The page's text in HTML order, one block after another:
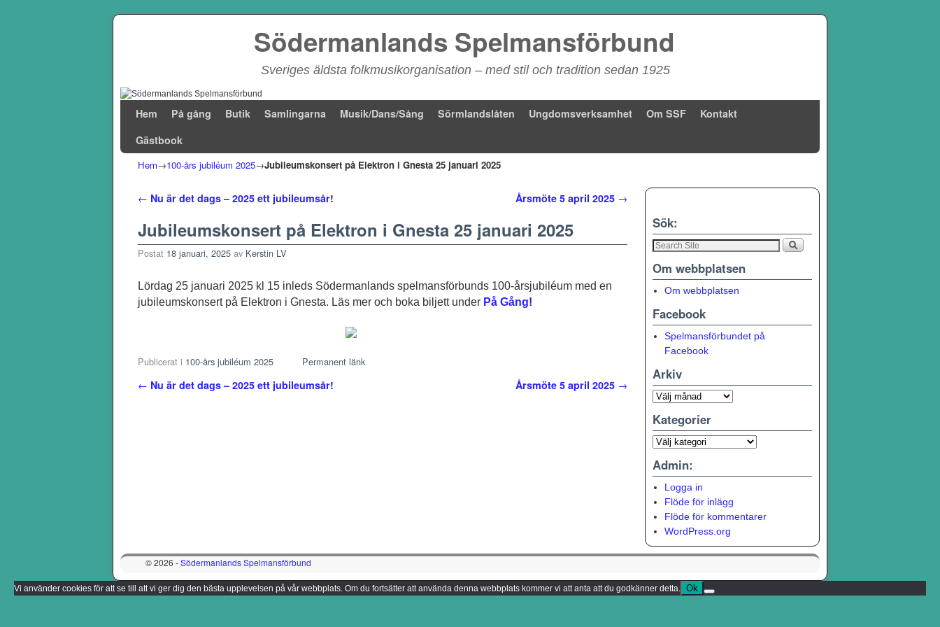
Södermanlands Spelmansförbund
Sveriges äldsta folkmusikorganisation – med stil och tradition sedan 1925
Hem På gång Butik Samlingarna Musik/Dans/Sång Sörmlandslåten Ungdomsverksamhet Om SSF
Kontakt
Gästbook
Hem→100-års jubiléum 2025→Jubileumskonsert på Elektron i Gnesta 25 januari 2025
Inläggsnavigering
← Nu är det dags – 2025 ett jubileumsår! Årsmöte 5 april 2025 →
Jubileumskonsert på Elektron i Gnesta 25 januari 2025
Postat 18 januari, 2025 av Kerstin LV
Lördag 25 januari 2025 kl 15 inleds Södermanlands spelmansförbunds 100-årsjubiléum med en
jubileumskonsert på Elektron i Gnesta. Läs mer och boka biljett under På Gång!
Publicerat i 100-års jubiléum 2025 Permanent länk
Inläggsnavigering
← Nu är det dags – 2025 ett jubileumsår! Årsmöte 5 april 2025 →
Sök:
Om webbplatsen
Om webbplatsen
Facebook
Spelmansförbundet på
Facebook
Arkiv
Kategorier
Admin:
Logga in
Flöde för inlägg
Flöde för kommentarer
WordPress.org
© 2026 -Södermanlands Spelmansförbund
Vi använder cookies för att se till att vi ger dig den bästa upplevelsen på vår webbplats. Om du fortsätter att använda denna webbplats kommer vi att anta att du godkänner detta. Ok